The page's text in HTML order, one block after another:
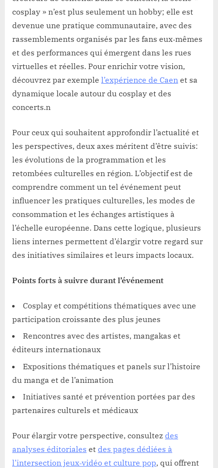
cosplay » n’est plus seulement un hobby; elle est
devenue une pratique communautaire, avec des
rassemblements organisés par les fans eux‑mêmes
et des performances qui émergent dans les rues
virtuelles et réelles. Pour enrichir votre vision,
découvrez par exemple l’expérience de Caen et sa
dynamique locale autour du cosplay et des
concerts.n
Pour ceux qui souhaitent approfondir l’actualité et
les perspectives, deux axes méritent d’être suivis:
les évolutions de la programmation et les
retombées culturelles en région. L’objectif est de
comprendre comment un tel événement peut
influencer les pratiques culturelles, les modes de
consommation et les échanges artistiques à
l’échelle européenne. Dans cette logique, plusieurs
liens internes permettent d’élargir votre regard sur
des initiatives similaires et leurs impacts locaux.
Points forts à suivre durant l’événement
Cosplay et compétitions thématiques avec une
participation croissante des plus jeunes
Rencontres avec des artistes, mangakas et
éditeurs internationaux
Expositions thématiques et panels sur l’histoire
du manga et de l’animation
Initiatives santé et prévention portées par des
partenaires culturels et médicaux
Pour élargir votre perspective, consultez des
analyses éditoriales et des pages dédiées à
l’intersection jeux‑vidéo et culture pop, qui offrent